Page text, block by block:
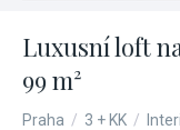
Luxusní loft
99 m²
Praha / 3 + KK /